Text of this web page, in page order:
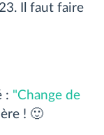
Il faut faire
: "Change de
! 🙂